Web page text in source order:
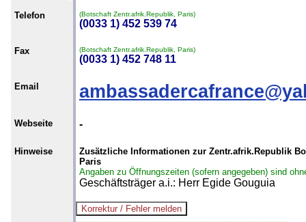
Telefon (Botschaft Zentr.afrik.Republik, Paris)
(0033 1) 452 539 74
Fax (Botschaft Zentr.afrik.Republik, Paris)
(0033 1) 452 748 11
Email
Webseite -
Hinweise
Zusätzliche Informationen zur Zentr.afrik.Republik
Paris
Angaben zu Öffnungszeiten (sofern angegeben) sind
Geschäftsträger a.i.: Herr Egide Gouguia